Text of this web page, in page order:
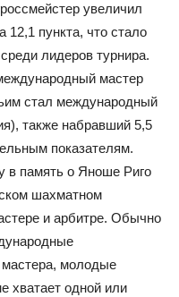
увеличил
пункта, что стало
лидеров турнира.
мастер
стал международный
также набравший 5,5
показателям.
в память о Яноше Риго
шахматном
и арбитре. Обычно
молодые
хватает одной или